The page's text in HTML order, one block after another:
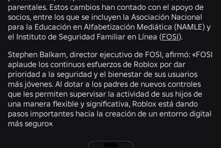
parentales. Estos cambios han contado con el apoyo de
socios, entre los que se incluyen la Asociación Nacional
para la Educación en Alfabetización Mediática (NAMLE) y
el Instituto de Seguridad Familiar en Línea (FOSI).
Stephen Balkam, director ejecutivo de FOSI, afirmó: «FOSI
aplaude los continuos esfuerzos de Roblox por dar
prioridad a la seguridad y el bienestar de sus usuarios
más jóvenes. Al dotar a los padres de nuevos controles
que les permiten supervisar la actividad de sus hijos de
una manera flexible y significativa, Roblox está dando
pasos importantes hacia la creación de un entorno digital
más seguro».